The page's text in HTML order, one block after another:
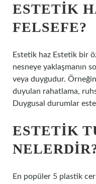
ESTETIK
FELSEFE?
Estetik haz Estetik bir
nesneye yaklaşmanın
veya duygudur.
duyulan rahatlama,
Duygusal durumlar
ESTETIK
En popüler 5 plastik